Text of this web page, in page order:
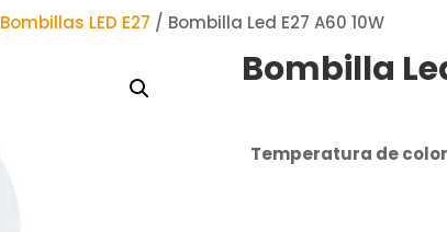
Bombillas LED E27 / Bombilla Led E27 A60 10W
Bombilla
Temperatura de color